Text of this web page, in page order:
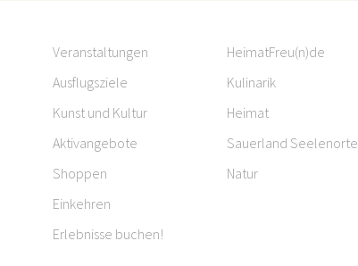
Veranstaltungen
Ausflugsziele
Kunst und Kultur
Aktivangebote
Shoppen
Einkehren
Erlebnisse buchen!
HeimatFreu(n)de
Kulinarik
Heimat
Sauerland Seelenorte
Natur